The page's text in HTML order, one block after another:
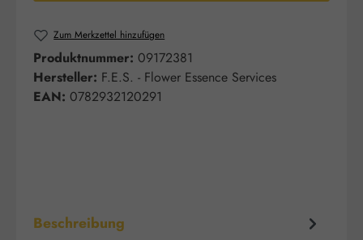
Zum Merkzettel hinzufügen
Produktnummer: 09172381
Hersteller: F.E.S. - Flower Essence Services
EAN: 0782932120291
Beschreibung